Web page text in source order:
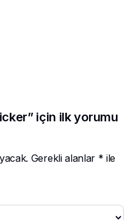
için ilk yorumu
Gerekli alanlar * ile